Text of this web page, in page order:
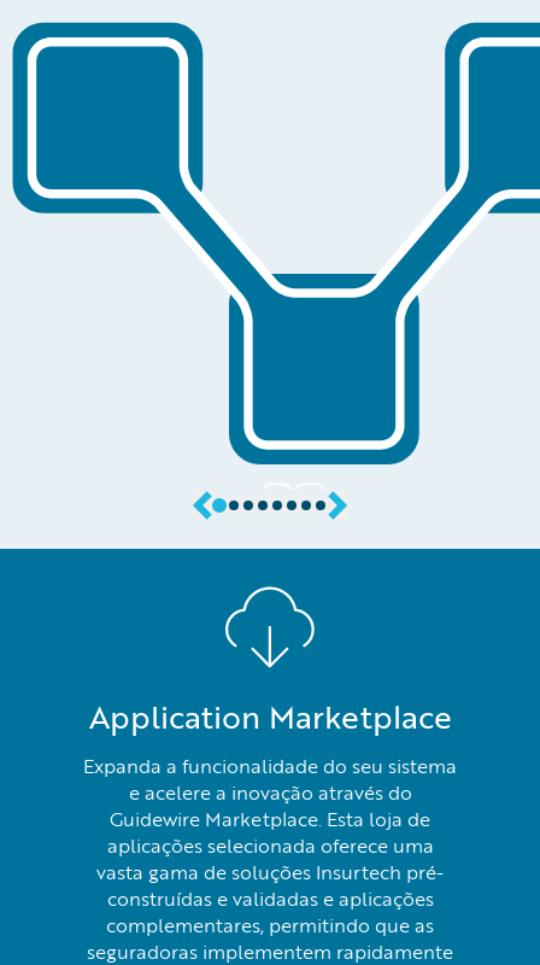
Application Marketplace
Expanda a funcionalidade do seu sistema
e acelere a inovação através do
Guidewire Marketplace. Esta loja de
aplicações selecionada oferece uma
vasta gama de soluções Insurtech pré-
construídas e validadas e aplicações
complementares, permitindo que as
seguradoras implementem rapidamente